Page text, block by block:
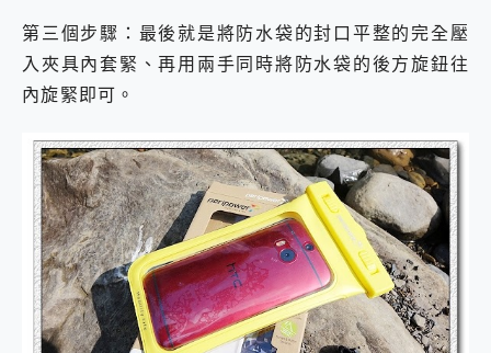
第三個步驟：最後就是將防水袋的封口平整的完全壓
入夾具內套緊、再用兩手同時將防水袋的後方旋鈕往
內旋緊即可。